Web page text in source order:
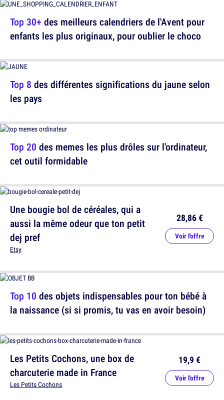
Top 8 des différentes significations du jaune selon
les pays
Une bougie bol de céréales, qui a
aussi la même odeur que ton petit
dej pref
Etsy
28,86 €
Voir l'offre
Les Petits Cochons, une box de
charcuterie made in France
Les Petits Cochons
19,9 €
Voir l'offre
Top 30+ des meilleurs calendriers de l'Avent pour
enfants les plus originaux, pour oublier le choco
Top 20 des memes les plus drôles sur l'ordinateur,
cet outil formidable
Top 10 des objets indispensables pour ton bébé à
la naissance (si si promis, tu vas en avoir besoin)